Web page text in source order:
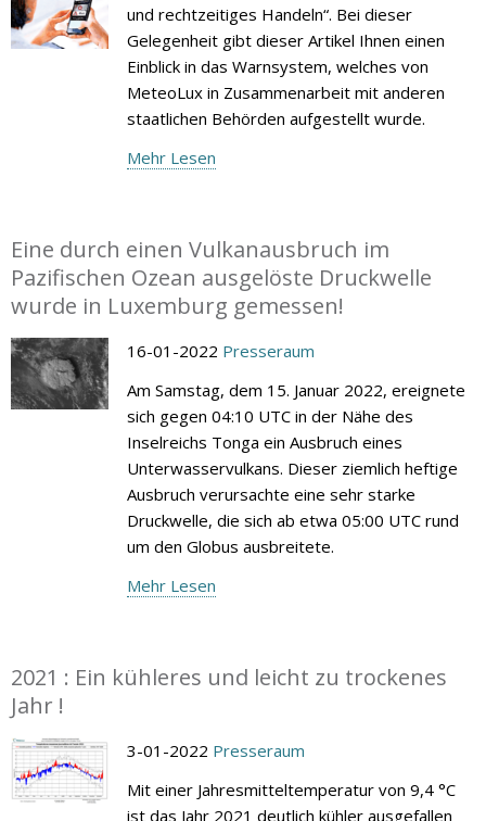
und rechtzeitiges Handeln“. Bei dieser
Gelegenheit gibt dieser Artikel Ihnen einen
Einblick in das Warnsystem, welches von
MeteoLux in Zusammenarbeit mit anderen
staatlichen Behörden aufgestellt wurde.
Mehr Lesen
Eine durch einen Vulkanausbruch im
Pazifischen Ozean ausgelöste Druckwelle
wurde in Luxemburg gemessen!
16-01-2022 Presseraum
Am Samstag, dem 15. Januar 2022, ereignete
sich gegen 04:10 UTC in der Nähe des
Inselreichs Tonga ein Ausbruch eines
Unterwasservulkans. Dieser ziemlich heftige
Ausbruch verursachte eine sehr starke
Druckwelle, die sich ab etwa 05:00 UTC rund
um den Globus ausbreitete.
Mehr Lesen
2021 : Ein kühleres und leicht zu trockenes
Jahr !
3-01-2022 Presseraum
Mit einer Jahresmitteltemperatur von 9,4 °C
ist das Jahr 2021 deutlich kühler ausgefallen